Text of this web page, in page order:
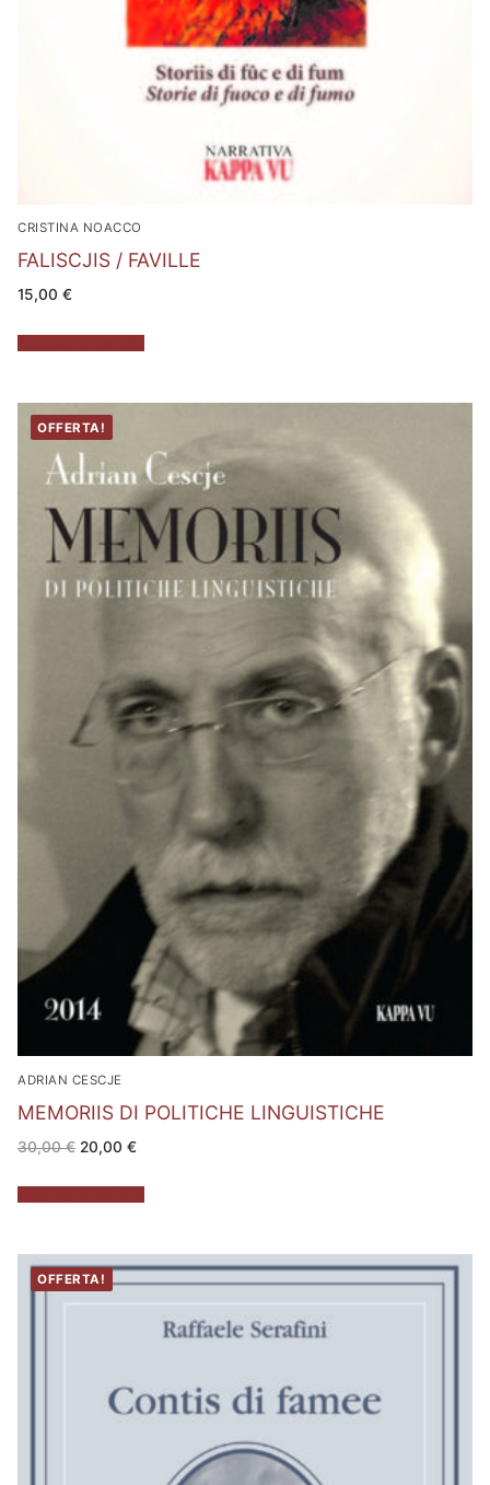
CRISTINA NOACCO
FALISCJIS / FAVILLE
15,00 €
OFFERTA!
ADRIAN CESCJE
MEMORIIS DI POLITICHE LINGUISTICHE
30,00€ Il
prezzo
era:
30,00 €.
20,00 €Il
è:
20,00 €.
OFFERTA!